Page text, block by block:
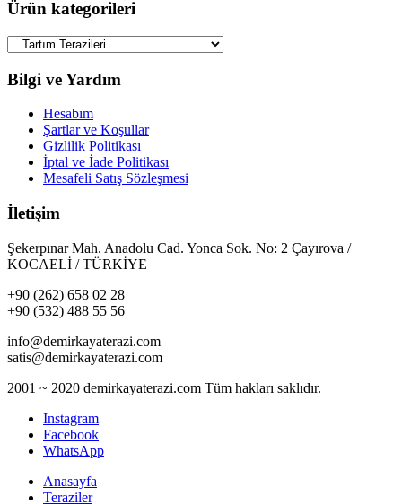
Ürün kategorileri
Bilgi ve Yardım
Hesabım
Şartlar ve Koşullar
Gizlilik Politikası
İptal ve İade Politikası
Mesafeli Satış Sözleşmesi
İletişim
Şekerpınar Mah. Anadolu Cad. Yonca Sok. No: 2 Çayırova /
KOCAELİ / TÜRKİYE
+90 (262) 658 02 28
+90 (532) 488 55 56
info@demirkayaterazi.com
satis@demirkayaterazi.com
2001 ~ 2020 demirkayaterazi.com Tüm hakları saklıdır.
Instagram
Facebook
WhatsApp
Anasayfa
Teraziler